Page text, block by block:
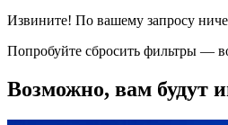
Извините! По вашему запросу
Попробуйте сбросить фильтры —
Возможно, вам будут